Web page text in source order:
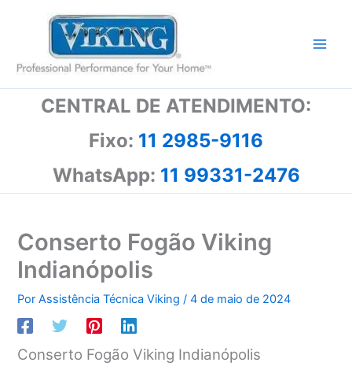
conteúdo
CENTRAL DE ATENDIMENTO:
Fixo: 11 2985-9116
WhatsApp: 11 99331-2476
Conserto Fogão Viking
Indianópolis
PorAssistência Técnica Viking/4 de maio de 2024
Conserto Fogão Viking Indianópolis